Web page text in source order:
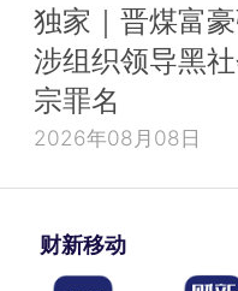
独家｜晋煤富
涉组织领导黑
宗罪名
2026年08月08日
财新移动